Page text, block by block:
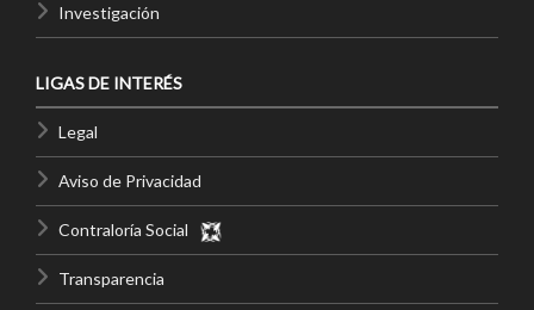
Investigación
LIGAS DE INTERÉS
Legal
Aviso de Privacidad
Contraloría Social
Transparencia